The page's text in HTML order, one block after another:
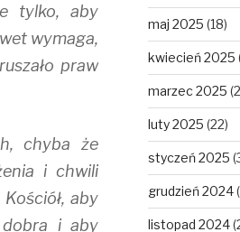
tylko, aby
wymaga,
praw
chyba że
i chwili
aby
dobra i aby
maj 2025 (18)
kwiecień 2025
marzec 2025
luty 2025 (22)
styczeń 2025
grudzień 2024
listopad 2024